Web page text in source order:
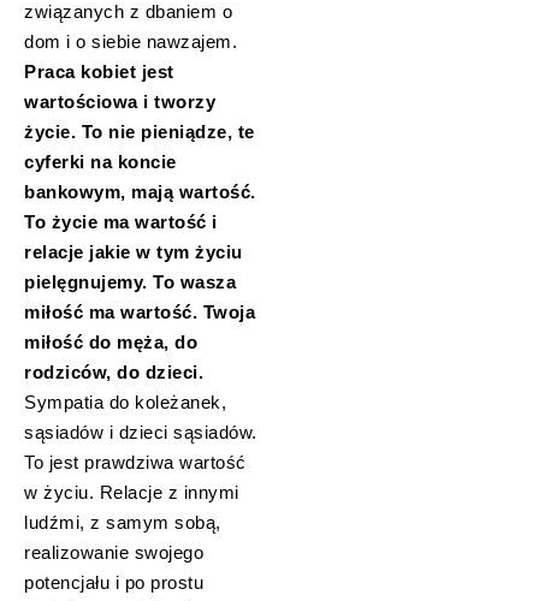
związanych z dbaniem o
dom i o siebie nawzajem.
Praca kobiet jest
wartościowa i tworzy
życie. To nie pieniądze, te
cyferki na koncie
bankowym, mają wartość.
To życie ma wartość i
relacje jakie w tym życiu
pielęgnujemy. To wasza
miłość ma wartość. Twoja
miłość do męża, do
rodziców, do dzieci.
Sympatia do koleżanek,
sąsiadów i dzieci sąsiadów.
To jest prawdziwa wartość
w życiu. Relacje z innymi
ludźmi, z samym sobą,
realizowanie swojego
potencjału i po prostu